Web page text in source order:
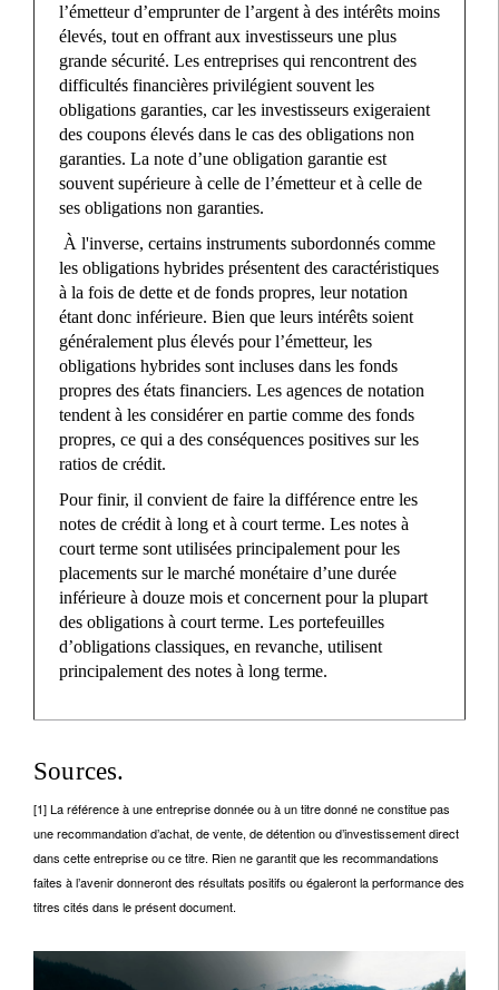
l’émetteur d’emprunter de l’argent à des intérêts moins
élevés, tout en offrant aux investisseurs une plus
grande sécurité. Les entreprises qui rencontrent des
difficultés financières privilégient souvent les
obligations garanties, car les investisseurs exigeraient
des coupons élevés dans le cas des obligations non
garanties. La note d’une obligation garantie est
souvent supérieure à celle de l’émetteur et à celle de
ses obligations non garanties.
À l'inverse, certains instruments subordonnés comme
les obligations hybrides présentent des caractéristiques
à la fois de dette et de fonds propres, leur notation
étant donc inférieure. Bien que leurs intérêts soient
généralement plus élevés pour l’émetteur, les
obligations hybrides sont incluses dans les fonds
propres des états financiers. Les agences de notation
tendent à les considérer en partie comme des fonds
propres, ce qui a des conséquences positives sur les
ratios de crédit.
Pour finir, il convient de faire la différence entre les
notes de crédit à long et à court terme. Les notes à
court terme sont utilisées principalement pour les
placements sur le marché monétaire d’une durée
inférieure à douze mois et concernent pour la plupart
des obligations à court terme. Les portefeuilles
d’obligations classiques, en revanche, utilisent
principalement des notes à long terme.
Sources.
[1] La référence à une entreprise donnée ou à un titre donné ne constitue pas
une recommandation d’achat, de vente, de détention ou d’investissement direct
dans cette entreprise ou ce titre. Rien ne garantit que les recommandations
faites à l’avenir donneront des résultats positifs ou égaleront la performance des
titres cités dans le présent document.